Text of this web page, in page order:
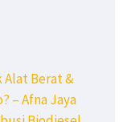
Alat Berat &
– Afna Jaya